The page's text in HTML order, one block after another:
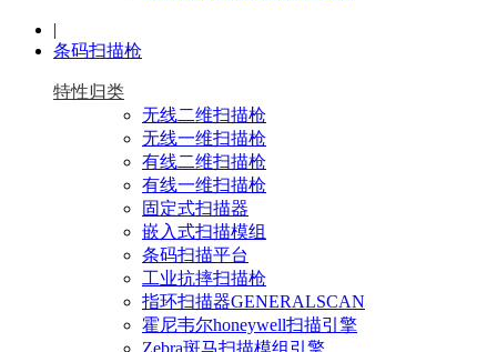
|
条码扫描枪
特性归类
无线二维扫描枪
无线一维扫描枪
有线二维扫描枪
有线一维扫描枪
固定式扫描器
嵌入式扫描模组
条码扫描平台
工业抗摔扫描枪
指环扫描器GENERALSCAN
霍尼韦尔honeywell扫描引擎
Zebra斑马扫描模组引擎